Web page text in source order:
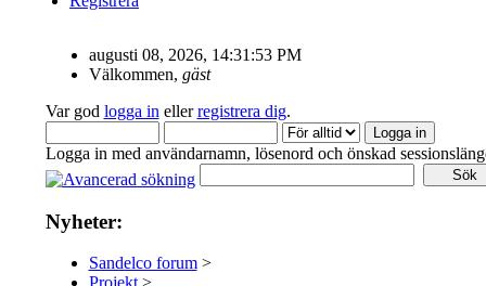
augusti 08, 2026, 14:31:53 PM
Välkommen, gäst
Var god logga in ellerregistrera dig.
Logga in med användarnamn, lösenord och önskad
Nyheter:
Sandelco forum>